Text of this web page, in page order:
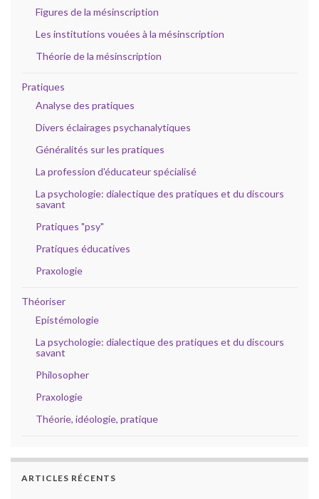
Figures de la mésinscription
Les institutions vouées à la mésinscription
Théorie de la mésinscription
Pratiques
Analyse des pratiques
Divers éclairages psychanalytiques
Généralités sur les pratiques
La profession d'éducateur spécialisé
La psychologie: dialectique des pratiques et du discours
savant
Pratiques "psy"
Pratiques éducatives
Praxologie
Théoriser
Epistémologie
La psychologie: dialectique des pratiques et du discours
savant
Philosopher
Praxologie
Théorie, idéologie, pratique
ARTICLES RÉCENTS